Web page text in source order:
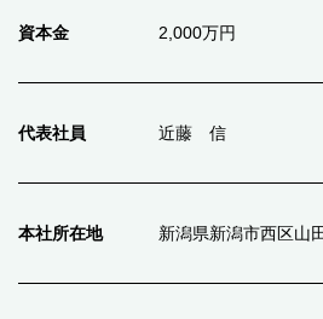
資本金 2,000万円
代表社員 近藤 信
本社所在地 新潟県新潟市西区山